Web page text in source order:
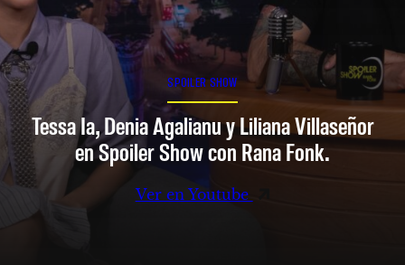
SPOILER SHOW
Tessa Ia, Denia Agalianu y Liliana Villaseñor
en Spoiler Show con Rana Fonk.
Ver en Youtube